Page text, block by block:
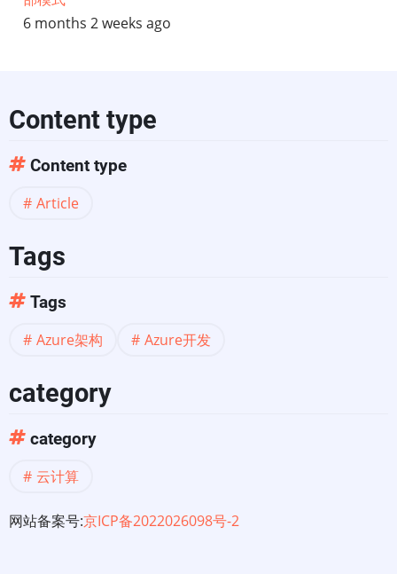
6 months 2 weeks ago
Content type
Content type
Article
Tags
Tags
Azure架构 Azure开发
category
category
云计算
网站备案号:京ICP备2022026098号-2